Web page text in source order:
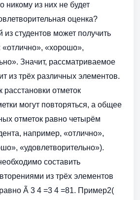
никому из них не будет
оценка?
студентов может получить
«хорошо»,
Значит, рассматриваемое
из трёх различных элементов.
отметок
могут повторяться, а общее
отметок равно четырём
например, «отлично»,
«удовлетворительно»).
составить
из трёх элементов
Ã 3 4 =3 4 =81. Пример2(